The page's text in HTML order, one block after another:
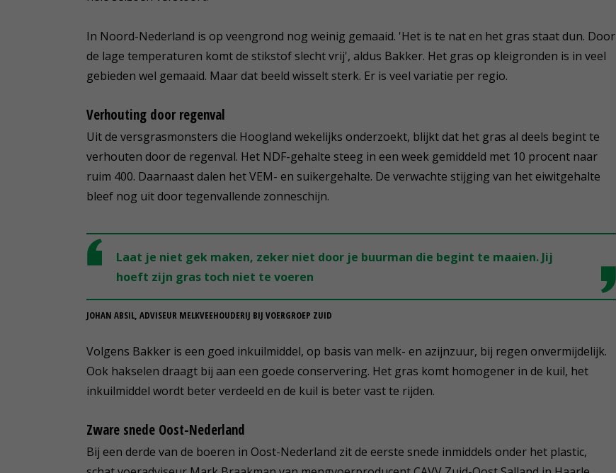
In Noord-Nederland is op veengrond nog weinig gemaaid. 'Het is te nat en het gras staat dun. Door
de lage temperaturen komt de stikstof slecht vrij', aldus Bakker. Het gras op kleigronden is in veel
gebieden wel gemaaid. Maar dat beeld wisselt sterk. Er is veel variatie per regio.
Verhouting door regenval
Uit de versgrasmonsters die Hoogland wekelijks onderzoekt, blijkt dat het gras al deels begint te
verhouten door de regenval. Het NDF-gehalte steeg in een week gemiddeld met 10 procent naar
ruim 400. Daarnaast dalen het VEM- en suikergehalte. De verwachte stijging van het eiwitgehalte
bleef nog uit door tegenvallende zonneschijn.
Laat je niet gek maken, zeker niet door je buurman die begint te maaien. Jij
hoeft zijn gras toch niet te voeren
JOHAN ABSIL, ADVISEUR MELKVEEHOUDERIJ BIJ VOERGROEP ZUID
Volgens Bakker is een goed inkuilmiddel, op basis van melk- en azijnzuur, bij regen onvermijdelijk.
Ook hakselen draagt bij aan een goede conservering. Het gras komt homogener in de kuil, het
inkuilmiddel wordt beter verdeeld en de kuil is beter vast te rijden.
Zware snede Oost-Nederland
Bij een derde van de boeren in Oost-Nederland zit de eerste snede inmiddels onder het plastic,